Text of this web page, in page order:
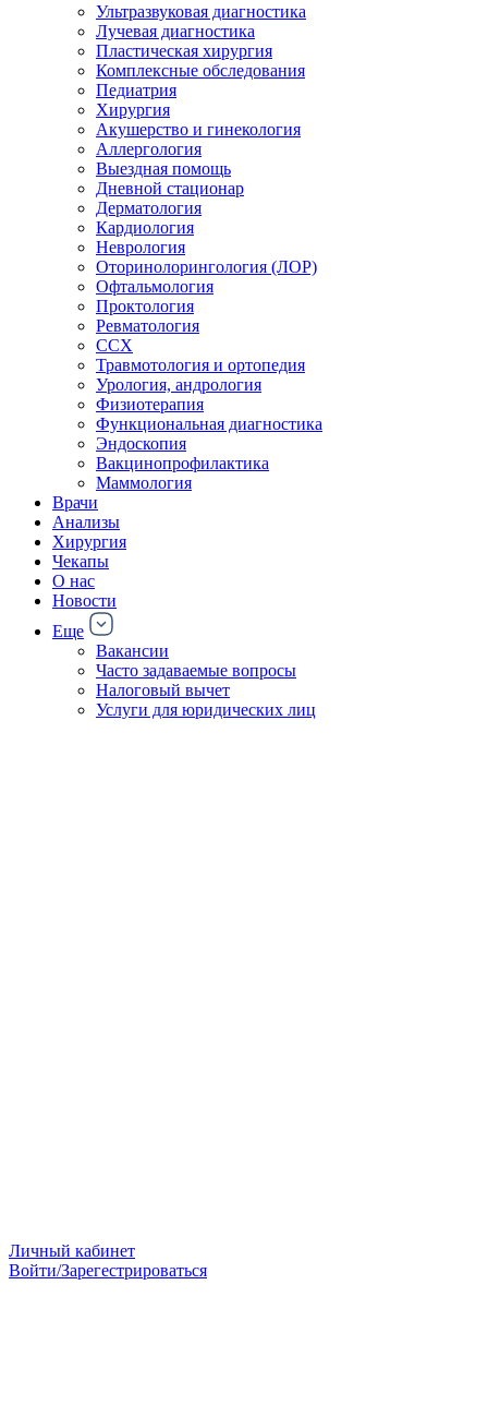
Ультразвуковая диагностика
Лучевая диагностика
Пластическая хирургия
Комплексные обследования
Педиатрия
Хирургия
Акушерство и гинекология
Аллергология
Выездная помощь
Дневной стационар
Дерматология
Кардиология
Неврология
Оторинолорингология (ЛОР)
Офтальмология
Проктология
Ревматология
ССХ
Травмотология и ортопедия
Урология, андрология
Физиотерапия
Функциональная диагностика
Эндоскопия
Вакцинопрофилактика
Маммология
Врачи
Анализы
Хирургия
Чекапы
О нас
Новости
Еще
Вакансии
Часто задаваемые вопросы
Налоговый вычет
Услуги для юридических лиц
Личный кабинет
Войти/Зарегестрироваться